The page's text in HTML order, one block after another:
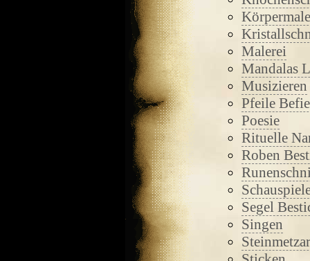
Malerei
Mandalas
Musizieren
Pfeile
Poesie
Rituelle
Roben
Segel
Singen